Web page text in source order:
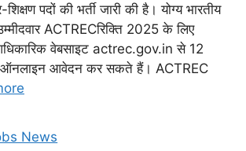
पदों की भर्ती जारी की है। योग्य भारतीय
ACTRECरिक्ति 2025 के लिए
वेबसाइट actrec.gov.in से 12
ऑनलाइन आवेदन कर सकते हैं। ACTREC
News